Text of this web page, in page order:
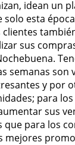
idean un
esta
sus
semanas son
y por
para
sus
que para los
mejores